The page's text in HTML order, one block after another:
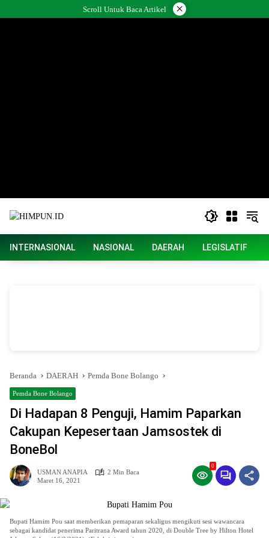
ke
Scroll Untuk Baca Artikel ×
INTERNASIONAL NASIONAL DAERAH LEGISLATIF
Beranda DAERAH Pemda Bone Bolango
Pemda Bone Bolango
Di Hadapan 8 Penguji, Hamim Paparkan
Cakupan Kepesertaan Jamsostek di
BoneBol
USMAN ANAPIA
2 Min Baca
Maret 16, 2021
0
Bupati Hamim Pou saat memberikan pemaparan sekaligus mengikuti sesi wawancara
sebagai kandidat penerima Paritrana Award tahun 2020, di Double Tree by Hilton Hotel